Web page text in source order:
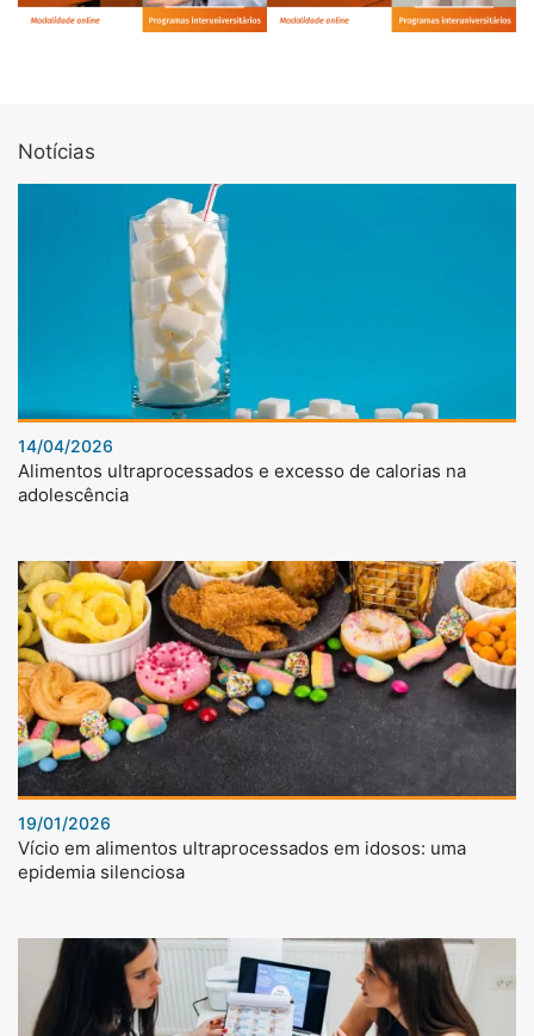
Notícias
14/04/2026
Alimentos ultraprocessados e excesso de calorias na
adolescência
19/01/2026
Vício em alimentos ultraprocessados em idosos: uma
epidemia silenciosa